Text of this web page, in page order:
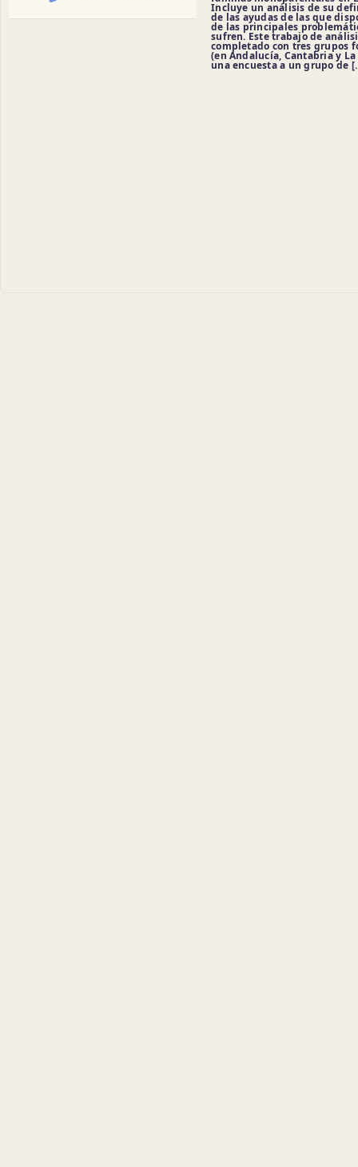
Incluye un análisis de su
de las ayudas de las que
de las principales
sufren. Este trabajo de
completado con tres grupos
(en Andalucía, Cantabria y La
una encuesta a un grupo de